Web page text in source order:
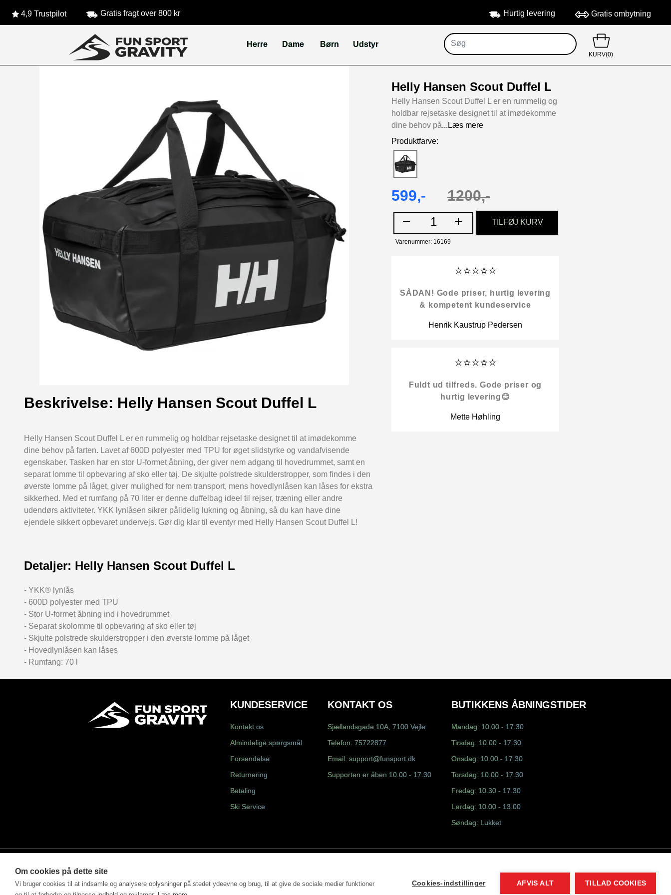
4,9 Trustpilot Gratis fragt over 800 kr Hurtig levering Gratis ombytning
Herre Dame Børn Udstyr
KURV(0)
Helly Hansen Scout Duffel L
Helly Hansen Scout Duffel L er en rummelig og
holdbar rejsetaske designet til at imødekomme
dine behov på...Læs mere
Produktfarve:
599,- 1200,-
1 TILFØJ KURV
Varenummer: 16169
⭐⭐⭐⭐⭐
SÅDAN! Gode priser, hurtig levering
& kompetent kundeservice
Henrik Kaustrup Pedersen
⭐⭐⭐⭐⭐
Fuldt ud tilfreds. Gode priser og
hurtig levering😊
Mette Høhling
Beskrivelse: Helly Hansen Scout Duffel L
Helly Hansen Scout Duffel L er en rummelig og holdbar rejsetaske designet til at imødekomme
dine behov på farten. Lavet af 600D polyester med TPU for øget slidstyrke og vandafvisende
egenskaber. Tasken har en stor U-formet åbning, der giver nem adgang til hovedrummet, samt en
separat lomme til opbevaring af sko eller tøj. De skjulte polstrede skulderstropper, som findes i den
øverste lomme på låget, giver mulighed for nem transport, mens hovedlynlåsen kan låses for ekstra
sikkerhed. Med et rumfang på 70 liter er denne duffelbag ideel til rejser, træning eller andre
udendørs aktiviteter. YKK lynlåsen sikrer pålidelig lukning og åbning, så du kan have dine
ejendele sikkert opbevaret undervejs. Gør dig klar til eventyr med Helly Hansen Scout Duffel L!
Detaljer: Helly Hansen Scout Duffel L
- YKK® lynlås
- 600D polyester med TPU
- Stor U-formet åbning ind i hovedrummet
- Separat skolomme til opbevaring af sko eller tøj
- Skjulte polstrede skulderstropper i den øverste lomme på låget
- Hovedlynlåsen kan låses
- Rumfang: 70 l
KUNDESERVICE
Kontakt os
Almindelige spørgsmål
Forsendelse
Returnering
Betaling
Ski Service
KONTAKT OS
Sjællandsgade 10A, 7100 Vejle
Telefon: 75722877
Email: support@funsport.dk
Supporten er åben 10.00 - 17.30
BUTIKKENS ÅBNINGSTIDER
Mandag: 10.00 - 17.30
Tirsdag: 10.00 - 17.30
Onsdag: 10.00 - 17.30
Torsdag: 10.00 - 17.30
Fredag: 10.30 - 17.30
Lørdag: 10.00 - 13.00
Søndag: Lukket
©2025 - Fun Sport ApS drevet af MM Sports Trading ApS DK31498228
Om cookies på dette site
Vi bruger cookies til at indsamle og analysere oplysninger på stedet ydeevne og brug, til at give de sociale medier funktioner
Cookies-indstillinger AFVIS ALT TILLAD COOKIES